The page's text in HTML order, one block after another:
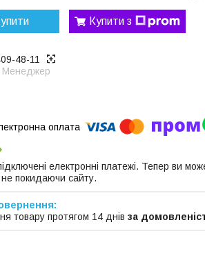
Купити з
48-11
Менеджер
електронні платежі. Тепер ви
покидаючи сайту.
товару протягом 14 днів за